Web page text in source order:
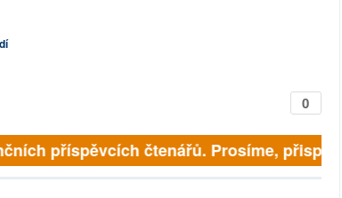
0
příspěvcích čtenářů. Prosíme, přispějte. ➥